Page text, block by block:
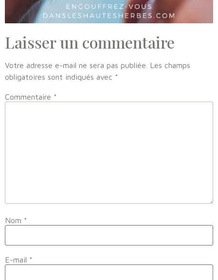
Laisser un commentaire
Votre adresse e-mail ne sera pas publiée. Les champs
obligatoires sont indiqués avec *
Commentaire *
Nom *
E-mail *